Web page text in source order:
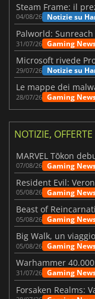
04/08/26 Notizie su
31/07/26 Gaming
Microsoft rivede
29/07/26 Notizie su
28/07/26 Gaming
NOTIZIE, OFFERTE
07/08/26 Gaming
05/08/26 Gaming
05/08/26 Gaming
Big Walk, un
05/08/26 Gaming
31/07/26 Gaming